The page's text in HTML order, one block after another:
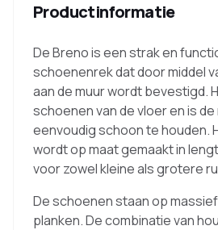
Productinformatie
De Breno is een strak en
schoenenrek dat door middel
aan de muur wordt bevestigd.
schoenen van de vloer en is
eenvoudig schoon te houden.
wordt op maat gemaakt in
voor zowel kleine als grotere
De schoenen staan op
planken. De combinatie van